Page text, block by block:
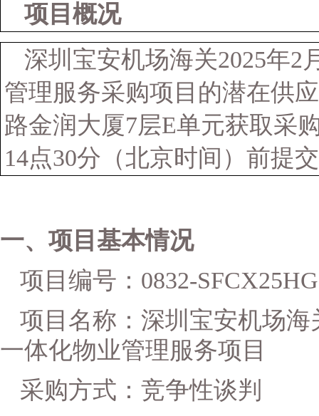
项目概况
深圳宝安机场海关2025年2
管理服务采购项目的潜在供
路金润大厦7层E单元获取采
14点30分（北京时间）前提
一、项目基本情况
项目编号： 0832-SFCX25HG
项目名称 ：深圳宝安机场海
一体化物业管理服务项目
采购方式：竞争性谈判